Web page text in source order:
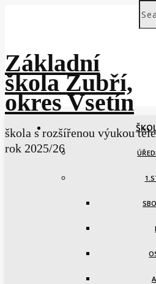
Základní
škola Zubří,
okres Vsetín
škola s rozšířenou výukou
rok 2025/26